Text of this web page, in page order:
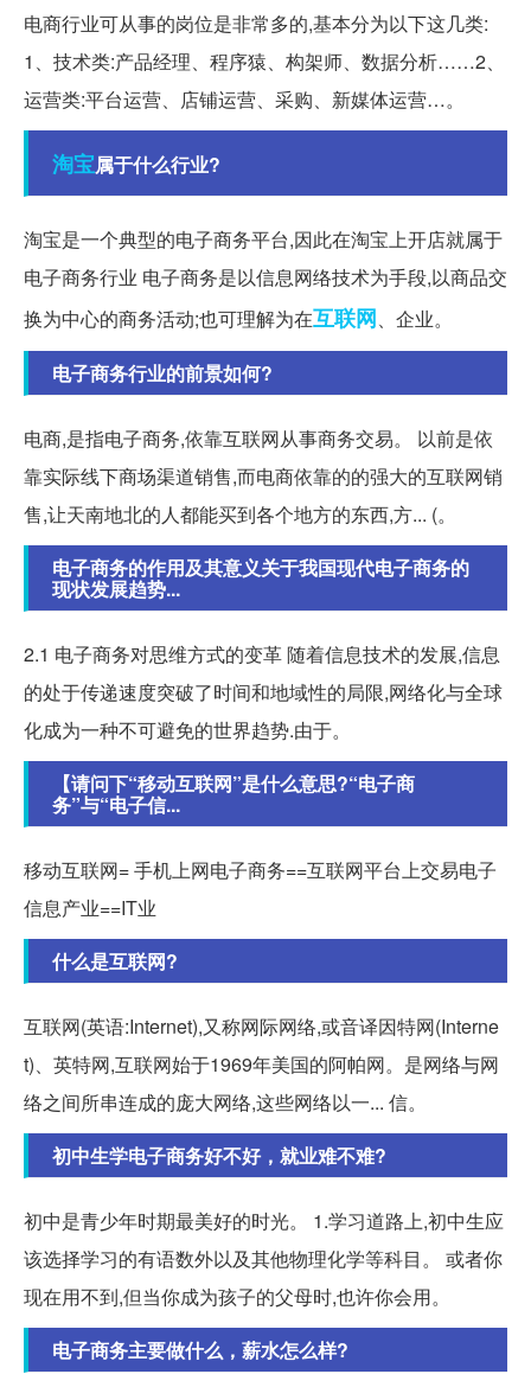
电商行业可从事的岗位是非常多的,基本分为以下这几类:
1、技术类:产品经理、程序猿、构架师、数据分析……2、
运营类:平台运营、店铺运营、采购、新媒体运营…。
淘宝属于什么行业?
淘宝是一个典型的电子商务平台,因此在淘宝上开店就属于
电子商务行业 电子商务是以信息网络技术为手段,以商品交
换为中心的商务活动;也可理解为在互联网、企业。
电子商务行业的前景如何?
电商,是指电子商务,依靠互联网从事商务交易。 以前是依
靠实际线下商场渠道销售,而电商依靠的的强大的互联网销
售,让天南地北的人都能买到各个地方的东西,方... (。
电子商务的作用及其意义关于我国现代电子商务的
现状发展趋势...
2.1 电子商务对思维方式的变革 随着信息技术的发展,信息
的处于传递速度突破了时间和地域性的局限,网络化与全球
化成为一种不可避免的世界趋势.由于。
【请问下“移动互联网”是什么意思?“电子商
务”与“电子信...
移动互联网= 手机上网电子商务==互联网平台上交易电子
信息产业==IT业
什么是互联网?
互联网(英语:Internet),又称网际网络,或音译因特网(Interne
t)、英特网,互联网始于1969年美国的阿帕网。是网络与网
络之间所串连成的庞大网络,这些网络以一... 信。
初中生学电子商务好不好，就业难不难?
初中是青少年时期最美好的时光。 1.学习道路上,初中生应
该选择学习的有语数外以及其他物理化学等科目。 或者你
现在用不到,但当你成为孩子的父母时,也许你会用。
电子商务主要做什么，薪水怎么样?